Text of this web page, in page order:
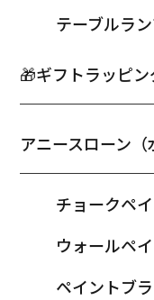
テーブルラ
🎁ギフトラッピン
アニースローン（
チョークペ
ウォールペ
ペイントブ